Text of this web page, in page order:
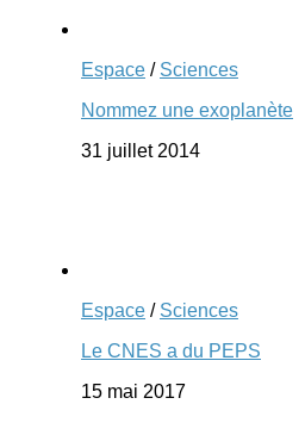
Espace / Sciences
Nommez une exoplanète
31 juillet 2014
Espace / Sciences
Le CNES a du PEPS
15 mai 2017